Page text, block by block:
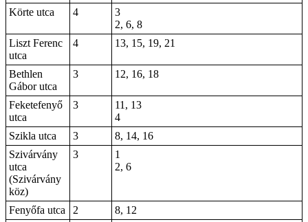
Körte utca
4
3
2, 6, 8
Liszt Ferenc
utca
4 13, 15, 19, 21
Bethlen
Gábor utca
3 12, 16, 18
Feketefenyő
utca
3
11, 13
4
Szikla utca
3
8, 14, 16
Szivárvány
utca
(Szivárvány
köz)
3
1
2, 6
Fenyőfa utca 2
8, 12